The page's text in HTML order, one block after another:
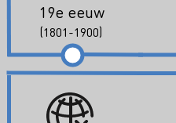
19e eeuw
(1801-1900)